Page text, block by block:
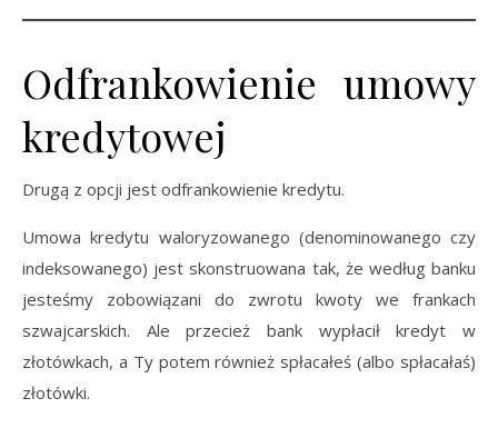
Odfrankowienie umowy
kredytowej
Drugą z opcji jest odfrankowienie kredytu.
Umowa kredytu waloryzowanego (denominowanego czy
indeksowanego) jest skonstruowana tak, że według banku
jesteśmy zobowiązani do zwrotu kwoty we frankach
szwajcarskich. Ale przecież bank wypłacił kredyt w
złotówkach, a Ty potem również spłacałeś (albo spłacałaś)
złotówki.